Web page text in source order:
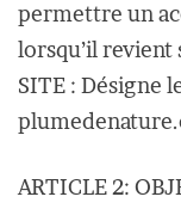
permettre un
lorsqu’il revient
SITE : Désigne
ARTICLE 2: